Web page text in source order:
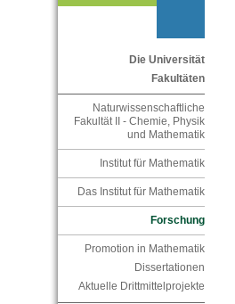
Die Universität
Fakultäten
Naturwissenschaftliche
Fakultät II - Chemie, Physik
und Mathematik
Institut für Mathematik
Das Institut für Mathematik
Forschung
Promotion in Mathematik
Dissertationen
Aktuelle Drittmittelprojekte